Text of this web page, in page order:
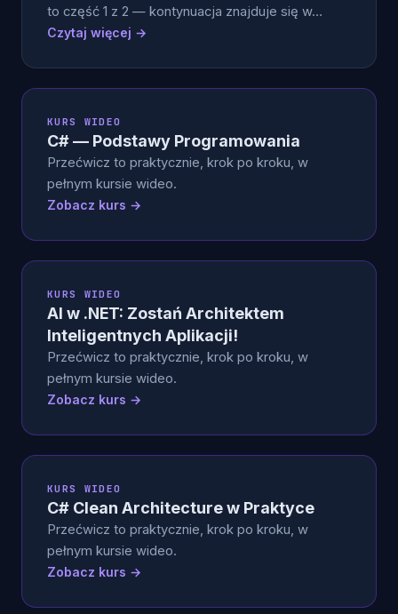
to część 1 z 2 — kontynuacja znajduje się w…
Czytaj więcej →
KURS WIDEO
C# — Podstawy Programowania
Przećwicz to praktycznie, krok po kroku, w
pełnym kursie wideo.
Zobacz kurs →
KURS WIDEO
AI w .NET: Zostań Architektem
Inteligentnych Aplikacji!
Przećwicz to praktycznie, krok po kroku, w
pełnym kursie wideo.
Zobacz kurs →
KURS WIDEO
C# Clean Architecture w Praktyce
Przećwicz to praktycznie, krok po kroku, w
pełnym kursie wideo.
Zobacz kurs →